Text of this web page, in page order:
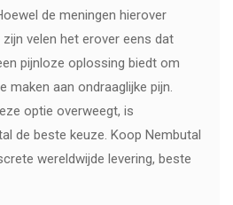
de meningen hierover
zijn velen het erover eens dat
pijnloze oplossing biedt om
maken aan ondraaglijke pijn.
optie overweegt, is
de beste keuze. Koop Nembutal
wereldwijde levering, beste